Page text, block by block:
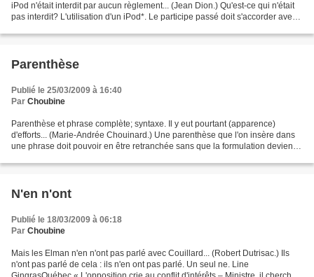
iPod n'était interdit par aucun règlement... (Jean Dion.) Qu'est-ce qui n'était
pas interdit? L'utilisation d'un iPod*. Le participe passé doit s'accorder avec
Parenthèse
Publié le 25/03/2009 à 16:40
Par Choubine
Parenthèse et phrase complète; syntaxe. Il y eut pourtant (apparence)
d'efforts... (Marie-Andrée Chouinard.) Une parenthèse que l'on insère dans
une phrase doit pouvoir en être retranchée sans que la formulation devienne
N'en n'ont
Publié le 18/03/2009 à 06:18
Par Choubine
Mais les Elman n'en n'ont pas parlé avec Couillard... (Robert Dutrisac.) Ils
n'ont pas parlé de cela : ils n'en ont pas parlé. Un seul ne. Line